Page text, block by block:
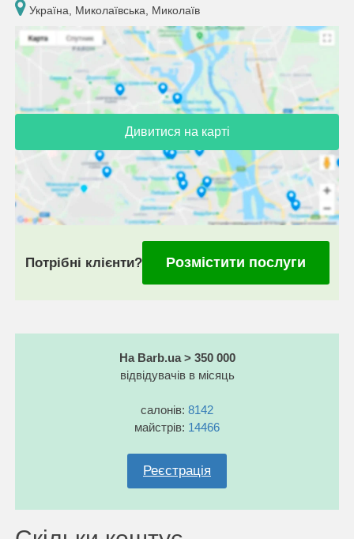
Україна, Миколаївська, Миколаїв
Дивитися на карті
Потрібні клієнти? Розмістити послуги
На Barb.ua > 350 000
відвідувачів в місяць
салонів: 8142
майстрів: 14466
Реєстрація